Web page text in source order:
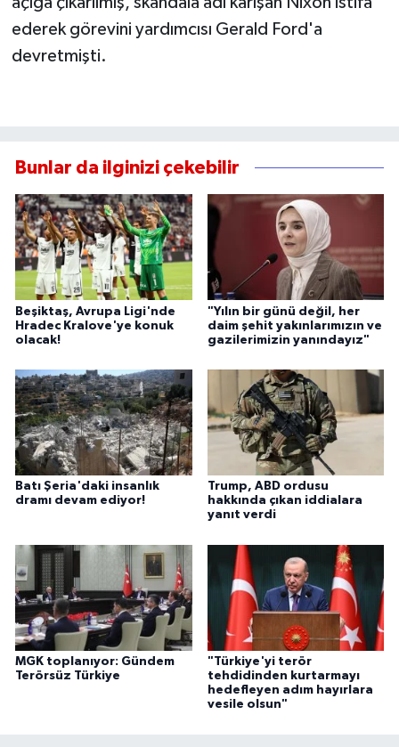
ederek görevini yardımcısı Gerald Ford'a
devretmişti.
Bunlar da ilginizi çekebilir
Beşiktaş, Avrupa Ligi'nde
Hradec Kralove'ye konuk
olacak!
"Yılın bir günü değil, her
daim şehit yakınlarımızın ve
gazilerimizin yanındayız"
Batı Şeria'daki insanlık
dramı devam ediyor!
Trump, ABD ordusu
hakkında çıkan iddialara
yanıt verdi
MGK toplanıyor: Gündem
Terörsüz Türkiye
"Türkiye'yi terör
tehdidinden kurtarmayı
hedefleyen adım hayırlara
vesile olsun"